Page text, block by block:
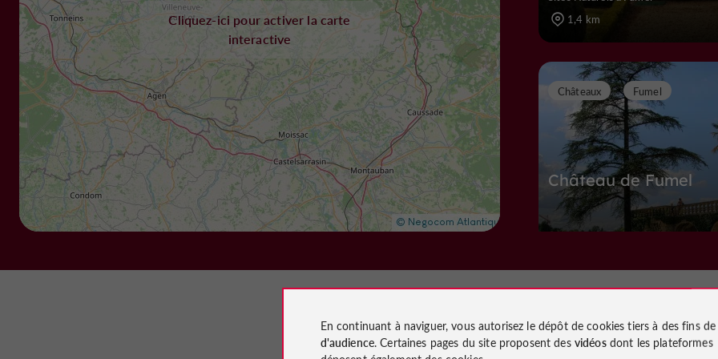
Cliquez-ici pour activer la carte
interactive
1,4 km
Château de Fumel
Châteaux Fumel
Sites Naturels Monségur
En continuant à naviguer, vous autorisez le dépôt de cookies tiers à des fins de
d'audience. Certaines pages du site proposent des vidéosdont les plateformes